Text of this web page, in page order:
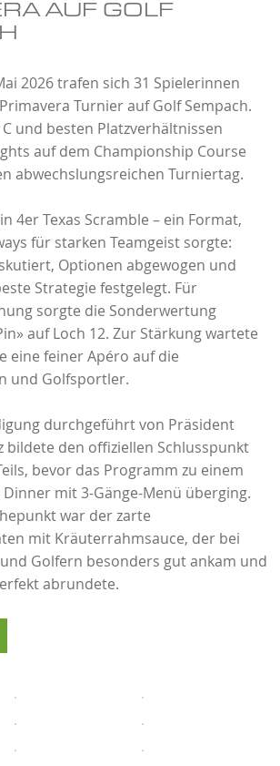
AUF GOLF
2026 trafen sich 31 Spielerinnen
Turnier auf Golf Sempach.
und besten Platzverhältnissen
auf dem Championship Course
abwechslungsreichen Turniertag.
4er Texas Scramble – ein Format,
für starken Teamgeist sorgte:
Optionen abgewogen und
Strategie festgelegt. Für
sorgte die Sonderwertung
auf Loch 12. Zur Stärkung wartete
eine feiner Apéro auf die
und Golfsportler.
durchgeführt von Präsident
bildete den offiziellen Schlusspunkt
bevor das Programm zu einem
mit 3-Gänge-Menü überging.
war der zarte
mit Kräuterrahmsauce, der bei
Golfern besonders gut ankam und
abrundete.